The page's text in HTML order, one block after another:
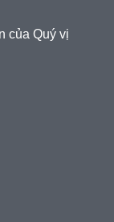
của Quý vị